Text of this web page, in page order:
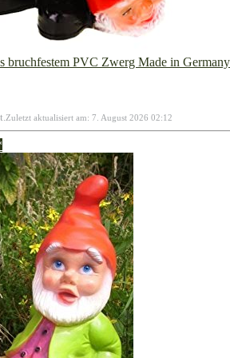
bruchfestem PVC Zwerg Made in
Zuletzt aktualisiert am: 7. August 2026 02:12